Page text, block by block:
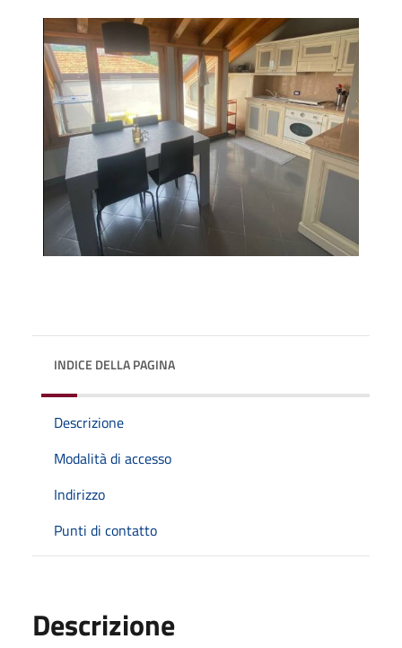
INDICE DELLA PAGINA
Descrizione
Modalità di accesso
Indirizzo
Punti di contatto
Descrizione